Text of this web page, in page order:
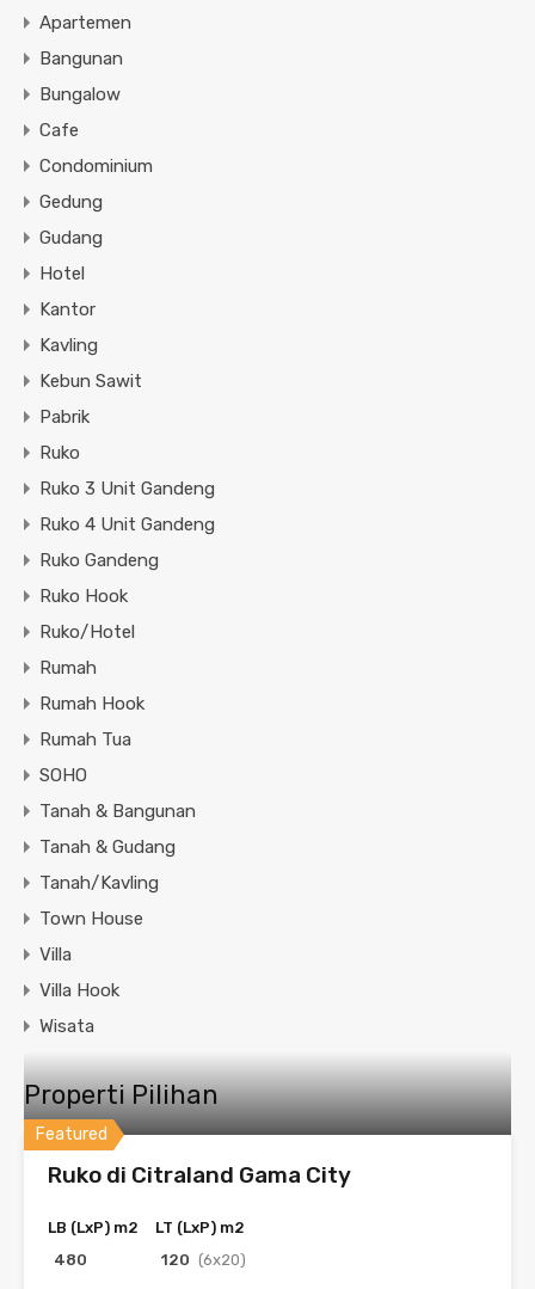
Apartemen
Bangunan
Bungalow
Cafe
Condominium
Gedung
Gudang
Hotel
Kantor
Kavling
Kebun Sawit
Pabrik
Ruko
Ruko 3 Unit Gandeng
Ruko 4 Unit Gandeng
Ruko Gandeng
Ruko Hook
Ruko/Hotel
Rumah
Rumah Hook
Rumah Tua
SOHO
Tanah & Bangunan
Tanah & Gudang
Tanah/Kavling
Town House
Villa
Villa Hook
Wisata
Properti Pilihan
Featured
Ruko di Citraland Gama City
LB (LxP) m2
480
LT (LxP) m2
120 (6x20)